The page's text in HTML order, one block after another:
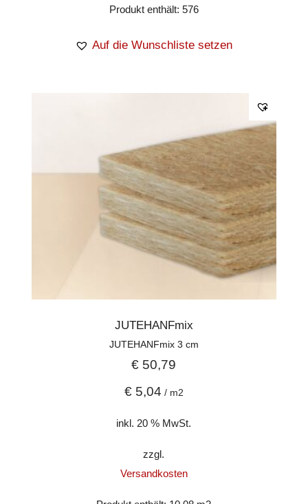
Produkt enthält: 576
Auf die Wunschliste setzen
JUTEHANFmix
JUTEHANFmix 3 cm
€ 50,79
€5,04 / m2
inkl. 20 % MwSt.
zzgl.
Versandkosten